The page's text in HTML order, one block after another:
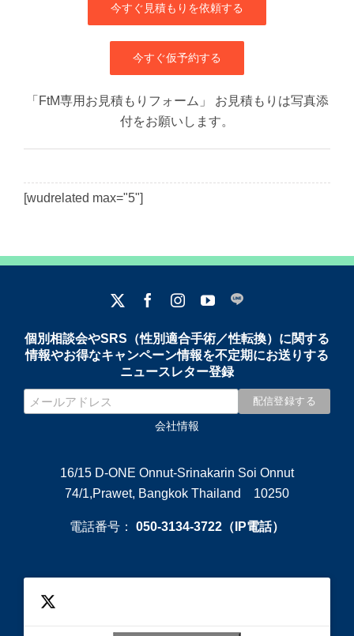
今すぐ見積もりを依頼する
今すぐ仮予約する
「FtM専用お見積もりフォーム」 お見積もりは写真添
付をお願いします。
[wudrelated max="5"]
個別相談会やSRS（性別適合手術／性転換）に関する
情報やお得なキャンペーン情報を不定期にお送りする
ニュースレター登録
会社情報
16/15 D-ONE Onnut-Srinakarin Soi Onnut
74/1,Prawet, Bangkok Thailand 10250
電話番号： 050-3134-3722（IP電話）